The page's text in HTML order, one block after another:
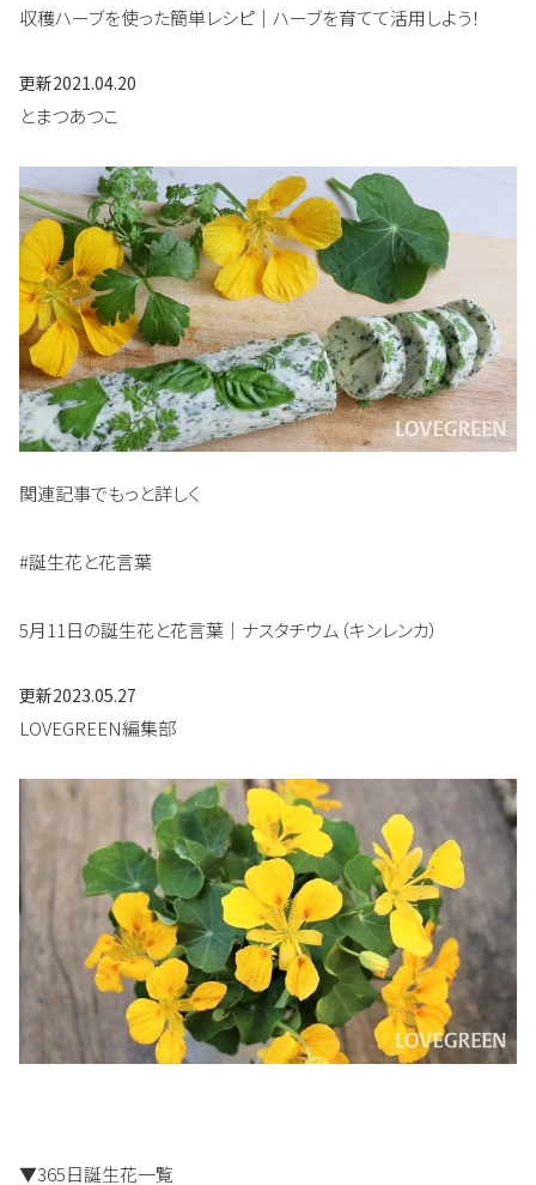
収穫ハーブを使った簡単レシピ｜ハーブを育てて活用しよう！
更新2021.04.20
とまつあつこ
関連記事でもっと詳しく
#誕生花と花言葉
5月11日の誕生花と花言葉｜ナスタチウム（キンレンカ）
更新2023.05.27
LOVEGREEN編集部
▼365日誕生花一覧